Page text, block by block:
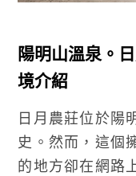
陽明山溫泉。
境介紹
日月農莊位於陽
史。然而，這個
的地方卻在網路